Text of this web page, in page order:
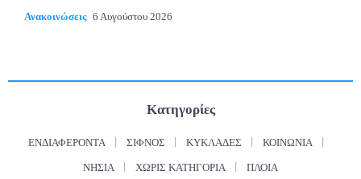
Ανακοινώσεις 6 Αυγούστου 2026
Κατηγορίες
ΕΝΔΙΑΦΈΡΟΝΤΑ ΣΊΦΝΟΣ ΚΥΚΛΆΔΕΣ ΚΟΙΝΩΝΊΑ
ΝΗΣΙΆ ΧΩΡΊΣ ΚΑΤΗΓΟΡΊΑ ΠΛΟΊΑ